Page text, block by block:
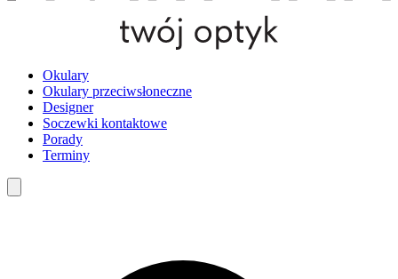
Okulary
Okulary przeciwsłoneczne
Designer
Soczewki kontaktowe
Porady
Terminy